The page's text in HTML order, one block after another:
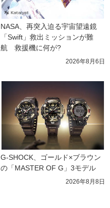
NASA、再突入迫る宇宙望遠鏡
「Swift」救出ミッションが難
航　救援機に何が?
2026年8月6日
G-SHOCK、ゴールド×ブラウン
の「MASTER OF G」3モデル
2026年8月8日